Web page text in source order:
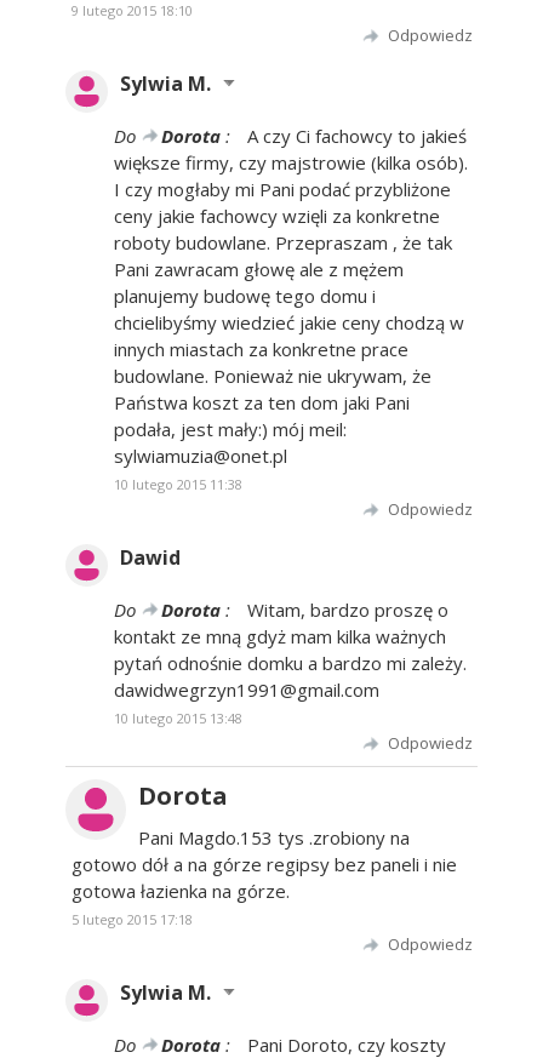
9 lutego 2015 18:10
Odpowiedz
Sylwia M.
Do Dorota :
A czy Ci fachowcy to jakieś
większe firmy, czy majstrowie (kilka osób).
I czy mogłaby mi Pani podać przybliżone
ceny jakie fachowcy wzięli za konkretne
roboty budowlane. Przepraszam , że tak
Pani zawracam głowę ale z mężem
planujemy budowę tego domu i
chcielibyśmy wiedzieć jakie ceny chodzą w
innych miastach za konkretne prace
budowlane. Ponieważ nie ukrywam, że
Państwa koszt za ten dom jaki Pani
podała, jest mały:) mój meil:
sylwiamuzia@onet.pl
10 lutego 2015 11:38
Odpowiedz
Dawid
Do Dorota :
Witam, bardzo proszę o
kontakt ze mną gdyż mam kilka ważnych
pytań odnośnie domku a bardzo mi zależy.
dawidwegrzyn1991@gmail.com
10 lutego 2015 13:48
Odpowiedz
Dorota
Pani Magdo.153 tys .zrobiony na
gotowo dół a na górze regipsy bez paneli i nie
gotowa łazienka na górze.
5 lutego 2015 17:18
Odpowiedz
Sylwia M.
Do Dorota :
Pani Doroto, czy koszty